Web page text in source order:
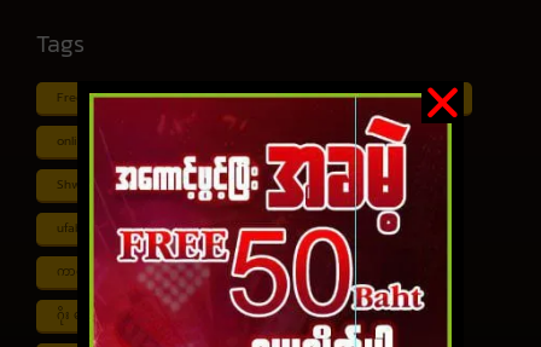
Tags
Free ငါး ပစ် ဂိမ်း Myanmar ကာစီနို Online ငါး ဂိမ်း apk
online ငါး ပစ် ဂိမ်းapp Shan Koe Mee ငါး ပစ် ဂိမ်း
Shwe ကာစီနို APK UFABET ufabet888
ufabet เข้าสู่ระบบ ကာစီနို app ကာစီနို ဂိမ်း
ကာစီနို ငါး ပစ် ဂိမ်း ကာစီနို စလော့ဂိမ်း ကျွဲ စလော့ဂိမ်း
ဂိုး ပေါင်း လောင်း နည်း ငါး ဂိမ်း ငွေ အကောင် ဆုံး